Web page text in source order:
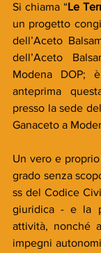
Si chiama “Le
un progetto
dell’Aceto
dell’Aceto
Modena DOP;
anteprima
presso la sede
Ganaceto a
Un vero e
grado senza
ss del Codice
giuridica - e la
attività, nonché
impegni